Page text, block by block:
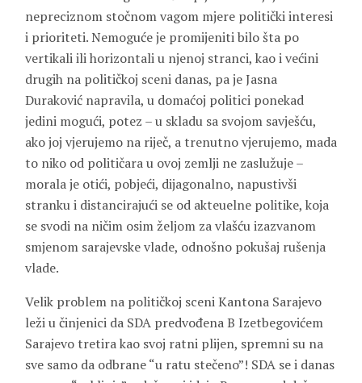
nepreciznom stočnom vagom mjere politički interesi
i prioriteti. Nemoguće je promijeniti bilo šta po
vertikali ili horizontali u njenoj stranci, kao i većini
drugih na političkoj sceni danas, pa je Jasna
Duraković napravila, u domaćoj politici ponekad
jedini mogući, potez – u skladu sa svojom savješću,
ako joj vjerujemo na riječ, a trenutno vjerujemo, mada
to niko od političara u ovoj zemlji ne zaslužuje –
morala je otići, pobjeći, dijagonalno, napustivši
stranku i distancirajući se od akteuelne politike, koja
se svodi na ničim osim željom za vlašću izazvanom
smjenom sarajevske vlade, odnošno pokušaj rušenja
vlade.
Velik problem na političkoj sceni Kantona Sarajevo
leži u činjenici da SDA predvođena B Izetbegovićem
Sarajevo tretira kao svoj ratni plijen, spremni su na
sve samo da odbrane “u ratu stečeno”! SDA se i danas